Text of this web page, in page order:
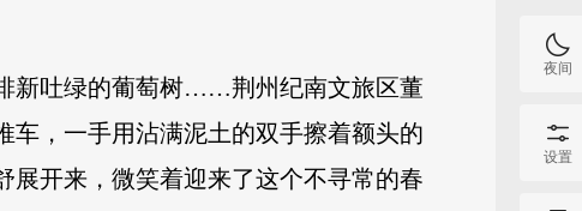
新吐绿的葡萄树……荆州纪南文旅区董
车，一手用沾满泥土的双手擦着额头的
展开来，微笑着迎来了这个不寻常的春
夜间
设置